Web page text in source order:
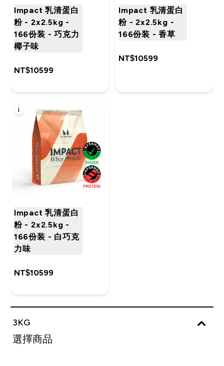
Impact 乳清蛋白
粉 - 2x2.5kg -
166份装 - 巧克力
椰子味
NT$10599‎
Impact 乳清蛋白
粉 - 2x2.5kg -
166份装 - 香草
NT$10599‎
i
Impact 乳清蛋白
粉 - 2x2.5kg -
166份装 - 白巧克
力味
NT$10599‎
3KG
選擇商品